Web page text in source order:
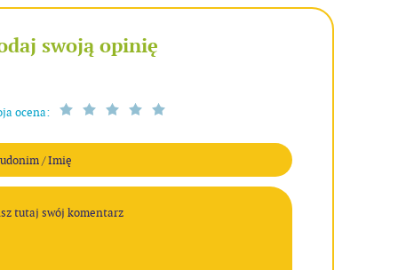
swoją opinię
ocena: